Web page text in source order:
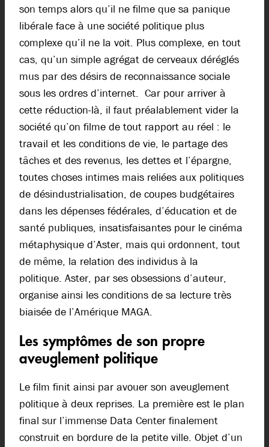
son temps alors qu’il ne filme que sa panique
libérale face à une société politique plus
complexe qu’il ne la voit. Plus complexe, en tout
cas, qu’un simple agrégat de cerveaux déréglés
mus par des désirs de reconnaissance sociale
sous les ordres d’internet. Car pour arriver à
cette réduction-là, il faut préalablement vider la
société qu’on filme de tout rapport au réel : le
travail et les conditions de vie, le partage des
tâches et des revenus, les dettes et l’épargne,
toutes choses intimes mais reliées aux politiques
de désindustrialisation, de coupes budgétaires
dans les dépenses fédérales, d’éducation et de
santé publiques, insatisfaisantes pour le cinéma
métaphysique d’Aster, mais qui ordonnent, tout
de même, la relation des individus à la
politique. Aster, par ses obsessions d’auteur,
organise ainsi les conditions de sa lecture très
biaisée de l’Amérique MAGA.
Les symptômes de son propre
aveuglement politique
Le film finit ainsi par avouer son aveuglement
politique à deux reprises. La première est le plan
final sur l’immense Data Center finalement
construit en bordure de la petite ville. Objet d’un